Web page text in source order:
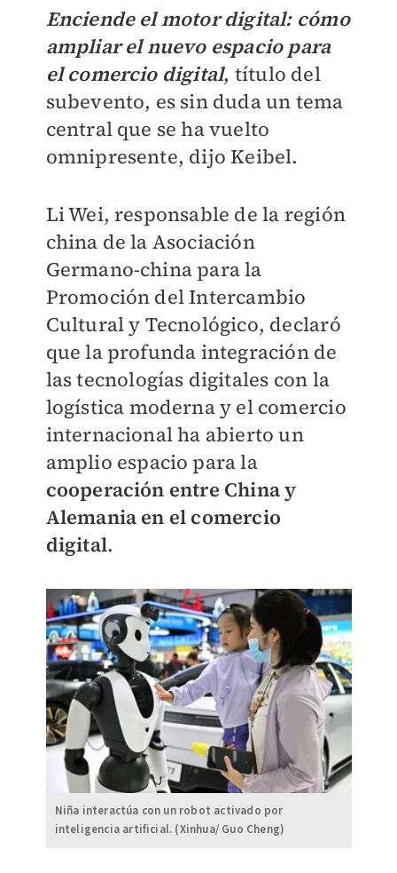
Enciende el motor digital: cómo
ampliar el nuevo espacio para
el comercio digital, título del
subevento, es sin duda un tema
central que se ha vuelto
omnipresente, dijo Keibel.
Li Wei, responsable de la región
china de la Asociación
Germano-china para la
Promoción del Intercambio
Cultural y Tecnológico, declaró
que la profunda integración de
las tecnologías digitales con la
logística moderna y el comercio
internacional ha abierto un
amplio espacio para la
cooperación entre China y
Alemania en el comercio
digital.
Niña interactúa con un robot activado por
inteligencia artificial. (Xinhua/ Guo Cheng)